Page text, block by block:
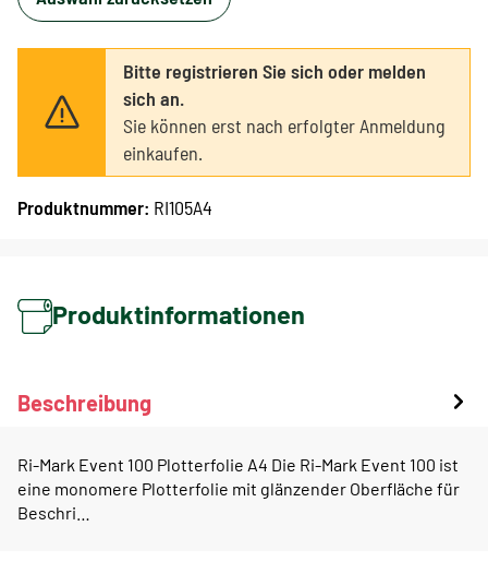
Bitte registrieren Sie sich oder melden
sich an.
Sie können erst nach erfolgter Anmeldung
einkaufen.
Produktnummer: RI105A4
Produktinformationen
Beschreibung
Ri-Mark Event 100 Plotterfolie A4 Die Ri-Mark Event 100 ist
eine monomere Plotterfolie mit glänzender Oberfläche für
Beschri…